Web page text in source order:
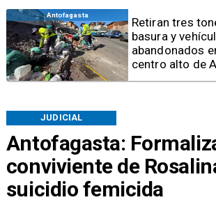
Antofagasta:
conviviente de
suicidio femicida
JUDICIAL
Salud
Bajo el
Antofagasta y
cumplen con
gestión del